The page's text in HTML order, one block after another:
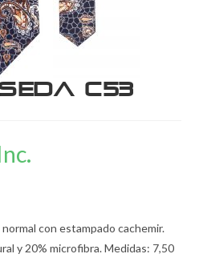
C53
con estampado cachemir.
y 20% microfibra. Medidas: 7,50